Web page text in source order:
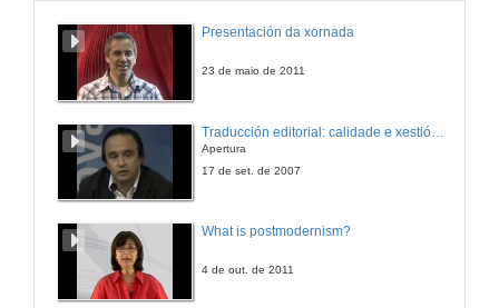
Presentación da xornada
23 de maio de 2011
Apertura
17 de set. de 2007
What is postmodernism?
4 de out. de 2011